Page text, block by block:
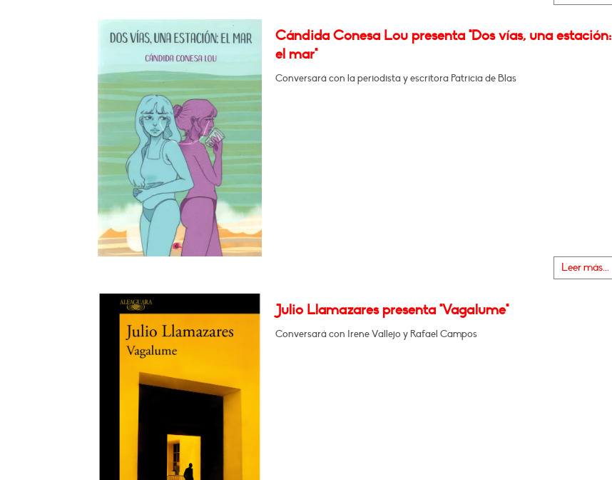
Cándida Conesa Lou presenta "Dos vías, una estación:
el mar"
Conversará con la periodista y escritora Patricia de Blas
Leer más...
Julio Llamazares presenta "Vagalume"
Conversará con Irene Vallejo y Rafael Campos